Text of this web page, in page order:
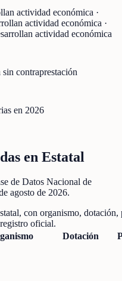
actividad económica ·
actividad económica ·
actividad económica
contraprestación
en 2026
en Estatal
de Datos Nacional de
agosto de 2026.
, con organismo, dotación,
registro oficial.
Dotación